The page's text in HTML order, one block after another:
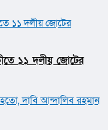
১১ দলীয় জোটের